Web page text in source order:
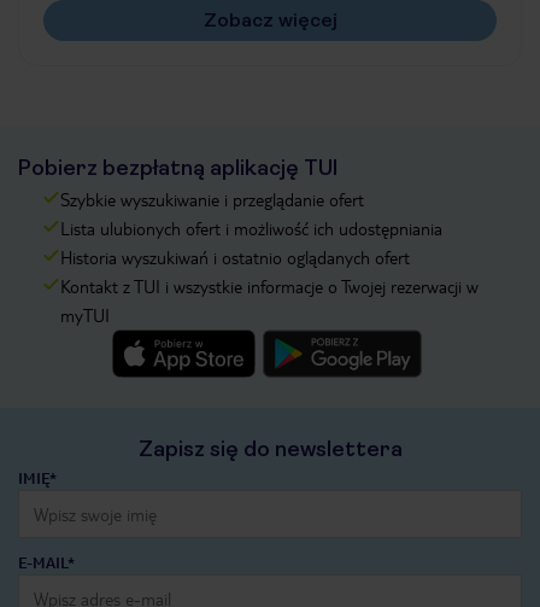
Zobacz więcej
Pobierz bezpłatną aplikację TUI
Szybkie wyszukiwanie i przeglądanie ofert
Lista ulubionych ofert i możliwość ich udostępniania
Historia wyszukiwań i ostatnio oglądanych ofert
Kontakt z TUI i wszystkie informacje o Twojej rezerwacji w
myTUI
Zapisz się do newslettera
IMIĘ*
E-MAIL*